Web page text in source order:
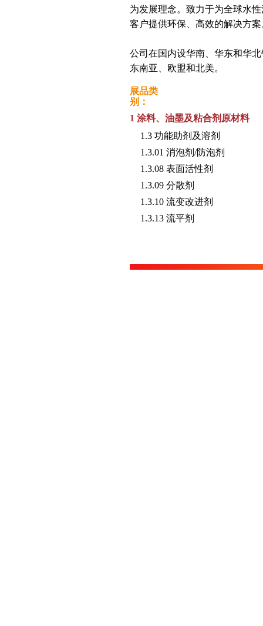
为发展理念。致力于为全球水
客户提供环保、高效的解决方案
公司在国内设华南、华东和华
东南亚、欧盟和北美。
展品类
别：
1 涂料、油墨及粘合剂原材料
1.3 功能助剂及溶剂
1.3.01 消泡剂/防泡剂
1.3.08 表面活性剂
1.3.09 分散剂
1.3.10 流变改进剂
1.3.13 流平剂